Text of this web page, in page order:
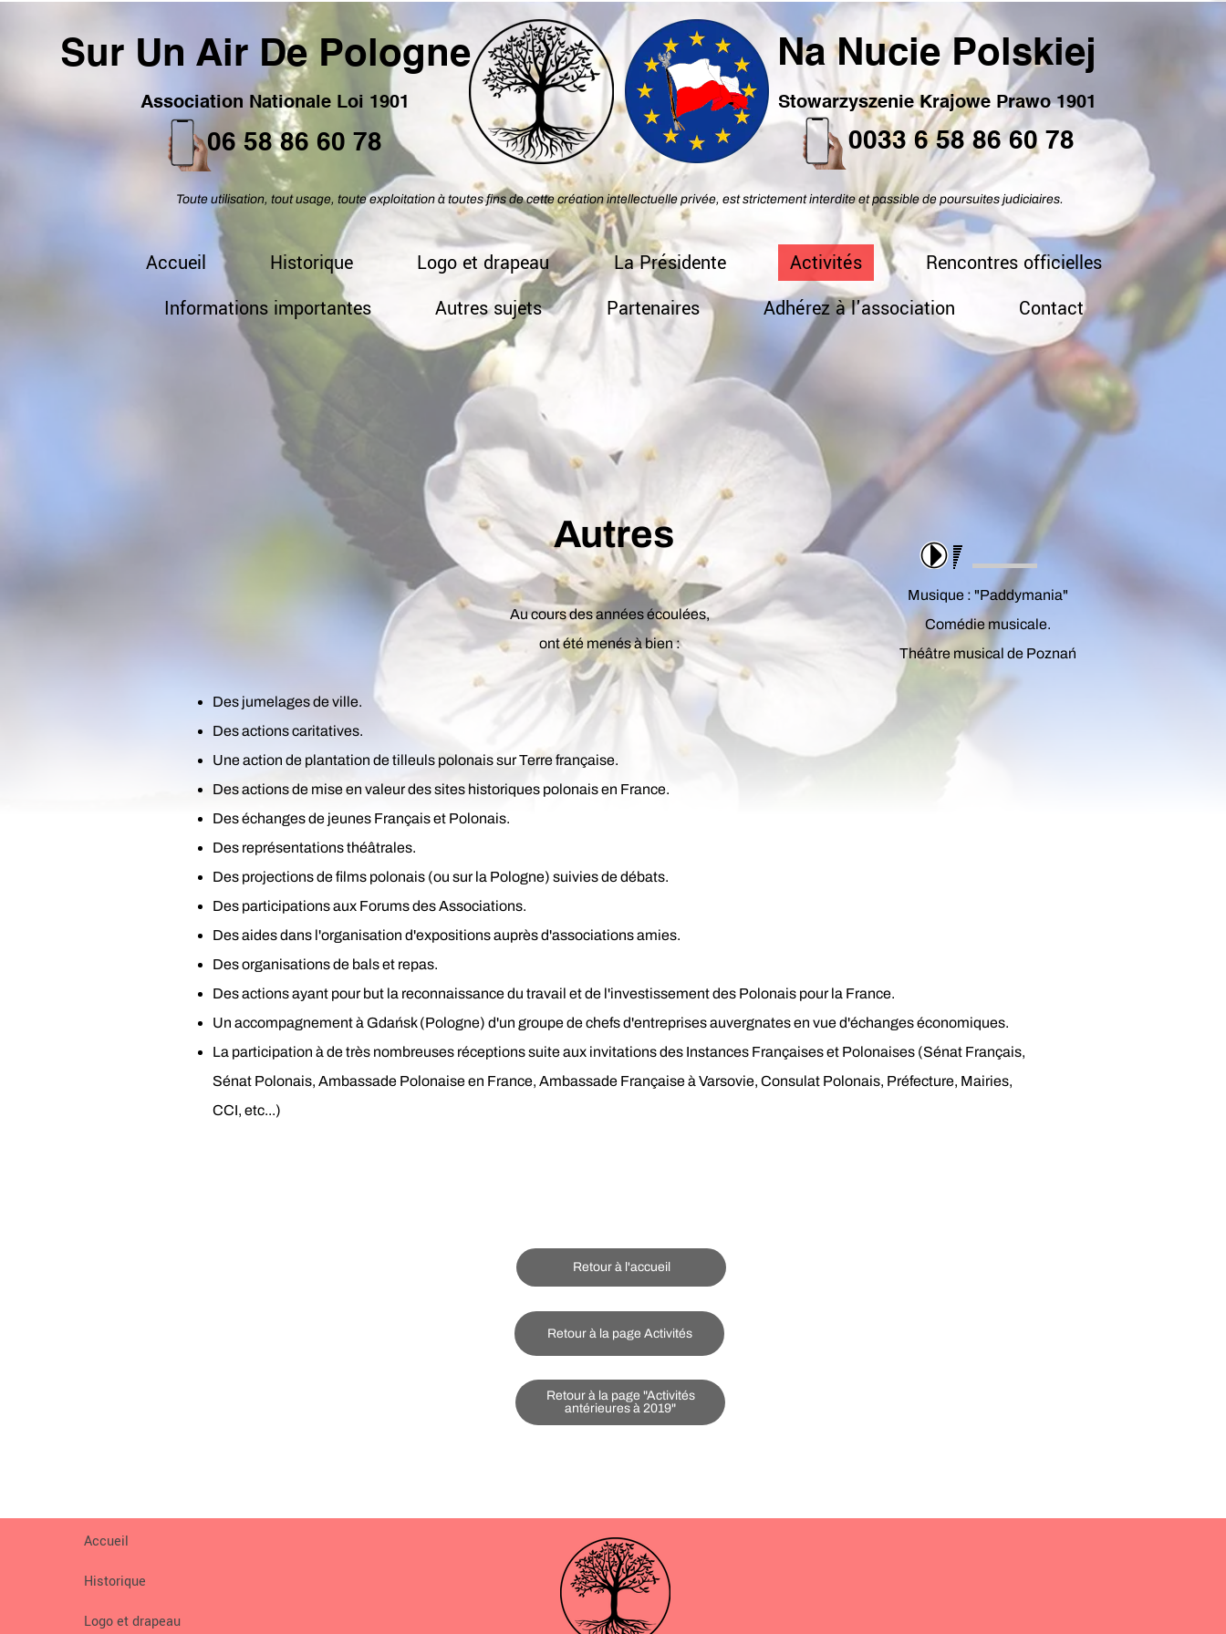
Sur Un Air De Pologne
Accueil
Historique
Logo et drapeau
Association Nationale Loi 1901
06 58 86 60 78
Toute utilisation, tout usage, toute exploitation à toutes fins de cette création intellectuelle privée, est strictement interdite et passible de poursuites judiciaires.
Accueil Historique Logo et drapeau La Présidente Activités
Rencontres officielles
Informations importantes
Autres sujets Partenaires Adhérez à l'association Contact
Stowarzyszenie Krajowe Prawo 1901
Na Nucie Polskiej
0033 6 58 86 60 78
Autres
Musique : "Paddymania"
Comédie musicale.
Théâtre musical de Poznań
Au cours des années écoulées,
ont été menés à bien :
Des jumelages de ville.
Des actions caritatives.
Une action de plantation de tilleuls polonais sur Terre française.
Des actions de mise en valeur des sites historiques polonais en France.
Des échanges de jeunes Français et Polonais.
Des représentations théâtrales.
Des projections de films polonais (ou sur la Pologne) suivies de débats.
Des participations aux Forums des Associations.
Des aides dans l'organisation d'expositions auprès d'associations amies.
Des organisations de bals et repas.
Des actions ayant pour but la reconnaissance du travail et de l'investissement des Polonais pour la France.
Un accompagnement à Gdańsk (Pologne) d'un groupe de chefs d'entreprises auvergnates en vue d'échanges économiques.
La participation à de très nombreuses réceptions suite aux invitations des Instances Françaises et Polonaises (Sénat Français,
Sénat Polonais, Ambassade Polonaise en France, Ambassade Française à Varsovie, Consulat Polonais, Préfecture, Mairies,
CCI, etc...)
Retour à l'accueil
Retour à la page Activités
Retour à la page "Activités
antérieures à 2019"